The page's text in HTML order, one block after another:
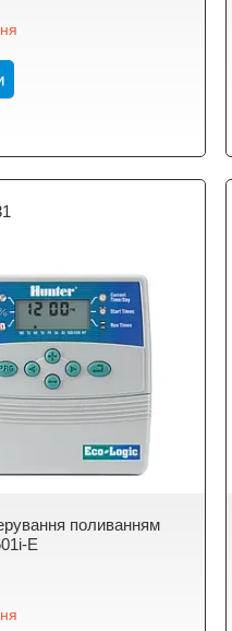
поливанням
E